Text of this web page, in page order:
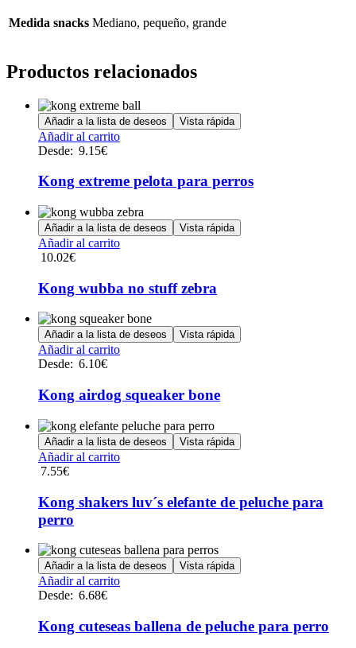
Medida snacks Mediano, pequeño, grande
Productos relacionados
Añadir a la lista de deseos Vista rápida
Añadir al carritoEste
múltiples
variantes.
Las
opciones
se
pueden
la
de
producto
Desde: 9.15€
Kong extreme pelota para perros
Añadir a la lista de deseos Vista rápida
Añadir al carrito
10.02€
Kong wubba no stuff zebra
Añadir a la lista de deseos Vista rápida
Añadir al carritoEste
múltiples
variantes.
Las
opciones
se
pueden
la
producto
Desde: 6.10€
Kong airdog squeaker bone
Añadir a la lista de deseos Vista rápida
Añadir al carrito
7.55€
Kong shakers luv´s elefante de peluche para
perro
Añadir a la lista de deseos Vista rápida
Añadir al carritoEste
múltiples
variantes.
Desde: 6.68€
Kong cuteseas ballena de peluche para perro